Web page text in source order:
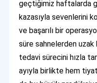
geçtiğimiz haftalarda
kazasıyla sevenlerini
ve başarılı bir
süre sahnelerden
tedavi sürecini hızla
ayıyla birlikte hem